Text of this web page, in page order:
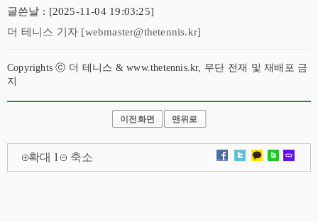
글쓴날 : [2025-11-04 19:03:25]
더 테니스 기자 [webmaster@thetennis.kr]
Copyrights ⓒ 더 테니스 & www.thetennis.kr, 무단 전재 및 재배포 금
지
이전화면 맨위로
확대 l 축소